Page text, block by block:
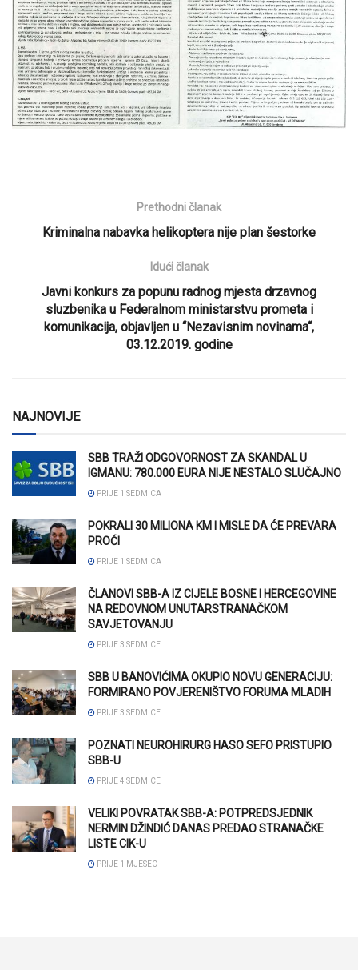
Prethodni članak
Kriminalna nabavka helikoptera nije plan šestorke
Idući članak
Javni konkurs za popunu radnog mjesta drzavnog
sluzbenika u Federalnom ministarstvu prometa i
komunikacija, objavljen u “Nezavisnim novinama“,
03.12.2019. godine
NAJNOVIJE
SBB TRAŽI ODGOVORNOST ZA SKANDAL U
IGMANU: 780.000 EURA NIJE NESTALO SLUČAJNO
PRIJE 1 SEDMICA
POKRALI 30 MILIONA KM I MISLE DA ĆE PREVARA
PROĆI
PRIJE 1 SEDMICA
ČLANOVI SBB-A IZ CIJELE BOSNE I HERCEGOVINE
NA REDOVNOM UNUTARSTRANAČKOM
SAVJETOVANJU
PRIJE 3 SEDMICE
SBB U BANOVIĆIMA OKUPIO NOVU GENERACIJU:
FORMIRANO POVJERENIŠTVO FORUMA MLADIH
PRIJE 3 SEDMICE
POZNATI NEUROHIRURG HASO SEFO PRISTUPIO
SBB-U
PRIJE 4 SEDMICE
VELIKI POVRATAK SBB-A: POTPREDSJEDNIK
NERMIN DŽINDIĆ DANAS PREDAO STRANAČKE
LISTE CIK-U
PRIJE 1 MJESEC